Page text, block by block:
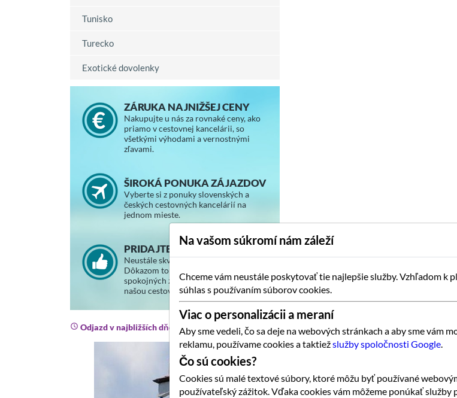
Tunisko
Turecko
Exotické dovolenky
ZÁRUKA NAJNIŽŠEJ CENY
Nakupujte u nás za rovnaké ceny, ako
priamo v cestovnej kancelárii, so
všetkými výhodami a vernostnými
zľavami.
ŠIROKÁ PONUKA ZÁJAZDOV
Vyberte si z ponuky slovenských a
českých cestovných kancelárií na
jednom mieste.
PRIDAJTE SA K SPOKOJNÝM
Neustále skvalitňujeme svoje služby.
Dôkazom toho je stále väčší počet
spokojných zákazníkov, ktorí cestujú s
našou cestovnou agentúrou.
Odjazd v najbližších dňoch
Na vašom súkromí nám záleží
Chceme vám neustále poskytovať tie najlepšie služby. Vzhľadom k
súhlas s používaním súborov cookies.
Viac o personalizácii a meraní
Aby sme vedeli, čo sa deje na webových stránkach a aby sme vám
reklamu, používame cookies a taktiežslužby spoločnosti Google.
Čo sú cookies?
Cookies sú malé textové súbory, ktoré môžu byť používané
používateľský zážitok. Vďaka cookies vám môžeme ponúkať služby